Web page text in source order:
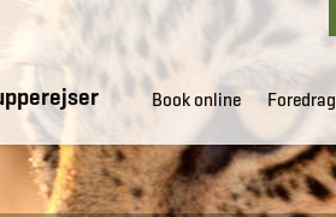
Book online Foredrag